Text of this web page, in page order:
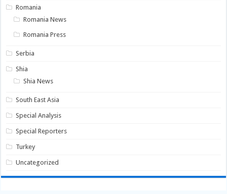
Romania
Romania News
Romania Press
Serbia
Shia
Shia News
South East Asia
Special Analysis
Special Reporters
Turkey
Uncategorized